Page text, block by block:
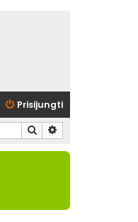
Prisijungti
Ieškoti